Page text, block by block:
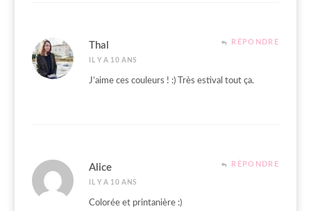
Thal
IL Y A 10 ANS
RÉPONDRE
J’aime ces couleurs ! :) Très estival tout ça.
Alice
IL Y A 10 ANS
RÉPONDRE
Colorée et printanière :)